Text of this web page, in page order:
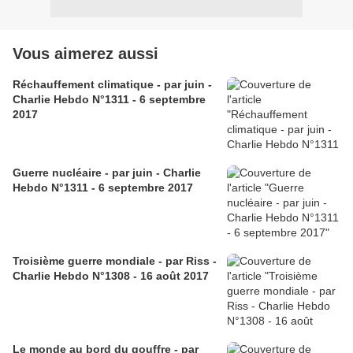
Vous aimerez aussi
Réchauffement climatique - par juin -
Charlie Hebdo N°1311 - 6 septembre
2017
Guerre nucléaire - par juin - Charlie
Hebdo N°1311 - 6 septembre 2017
Troisième guerre mondiale - par Riss -
Charlie Hebdo N°1308 - 16 août 2017
Le monde au bord du gouffre - par